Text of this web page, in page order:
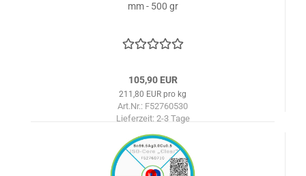
mm - 500 gr
105,90 EUR
211,80 EUR pro kg
Art.Nr.: F52760530
Lieferzeit: 2-3 Tage